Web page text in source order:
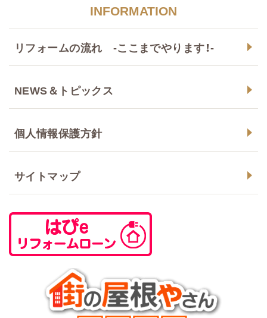
INFORMATION
リフォームの流れ -ここまでやります！-
NEWS＆トピックス
個人情報保護方針
サイトマップ